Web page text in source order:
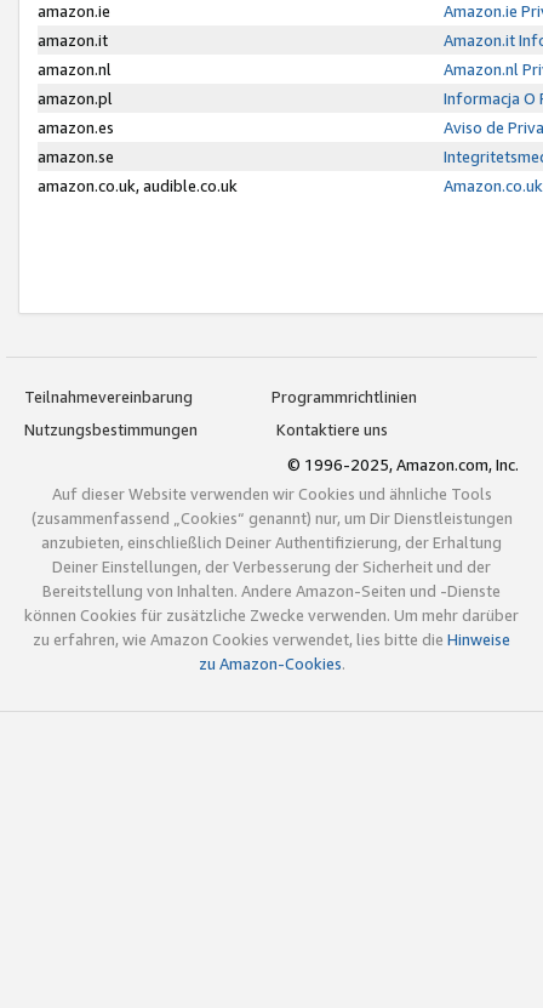
amazon.ie
Amazon.ie
amazon.it
Amazon.it
amazon.nl
Amazon.nl
amazon.pl
Informacja O
amazon.es
Aviso de
amazon.se
amazon.co.uk, audible.co.uk
Teilnahmevereinbarung
Programmrichtlinien
Nutzungsbestimmungen
Kontaktiere uns
© 1996-2025, Amazon.com, Inc.
Auf dieser Website verwenden wir Cookies und ähnliche Tools
(zusammenfassend „Cookies“ genannt) nur, um Dir Dienstleistungen
anzubieten, einschließlich Deiner Authentifizierung, der Erhaltung
Deiner Einstellungen, der Verbesserung der Sicherheit und der
Bereitstellung von Inhalten. Andere Amazon-Seiten und -Dienste
können Cookies für zusätzliche Zwecke verwenden. Um mehr darüber
zu erfahren, wie Amazon Cookies verwendet, lies bitte die Hinweise
zu Amazon-Cookies.